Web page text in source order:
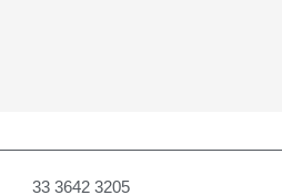
33 3642 3205